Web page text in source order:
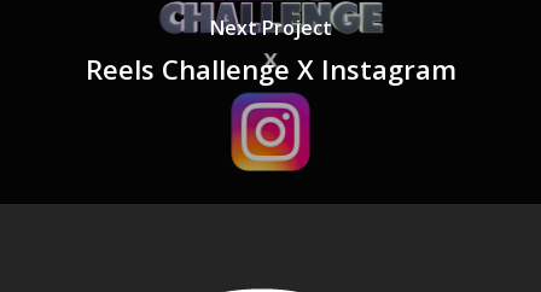
Next Project
Reels Challenge X Instagram